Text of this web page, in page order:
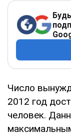
Число
2012 год
человек.